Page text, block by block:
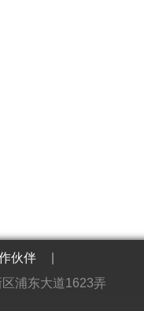
伙伴
浦东大道1623弄